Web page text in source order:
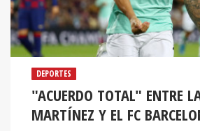
DEPORTES
"ACUERDO TOTAL" ENTRE
MARTÍNEZ Y EL FC